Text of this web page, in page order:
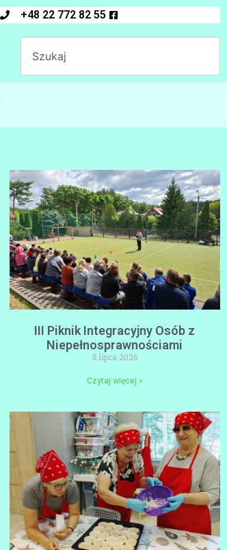
+48 22 772 82 55
III Piknik Integracyjny Osób z
Niepełnosprawnościami
8 lipca 2026
Czytaj więcej »